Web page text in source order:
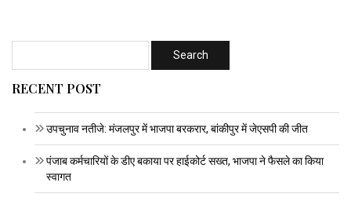
RECENT POST
उपचुनाव नतीजे: मंजलपुर में भाजपा बरकरार, बांकीपुर में जेएसपी की जीत
पंजाब कर्मचारियों के डीए बकाया पर हाईकोर्ट सख्त, भाजपा ने फैसले का किया
स्वागत